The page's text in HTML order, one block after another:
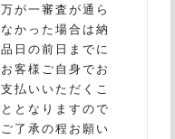
万が一審査が通ら
なかった場合は納
品日の前日までに
お客様ご自身でお
支払いいただくこ
ととなりますので
ご了承の程お願い